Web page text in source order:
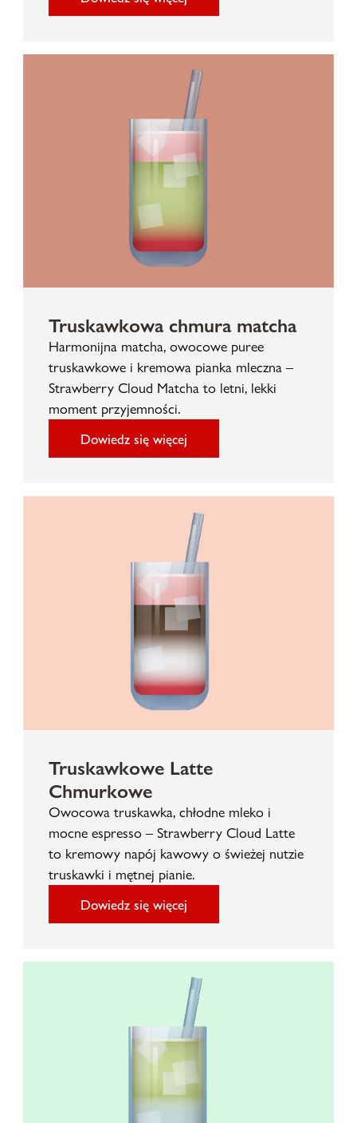
Truskawkowa chmura matcha
Harmonijna matcha, owocowe puree
truskawkowe i kremowa pianka mleczna –
Strawberry Cloud Matcha to letni, lekki
moment przyjemności.
Dowiedz się więcej
Truskawkowe Latte
Chmurkowe
Owocowa truskawka, chłodne mleko i
mocne espresso – Strawberry Cloud Latte
to kremowy napój kawowy o świeżej nutzie
truskawki i mętnej pianie.
Dowiedz się więcej